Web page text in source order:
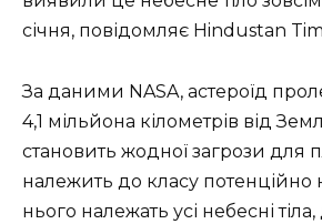
січня, повідомляє Hindustan
За даними NASA, астероїд
4,1 мільйона кілометрів від
становить жодної загрози для
належить до класу потенційно
нього належать усі небесні